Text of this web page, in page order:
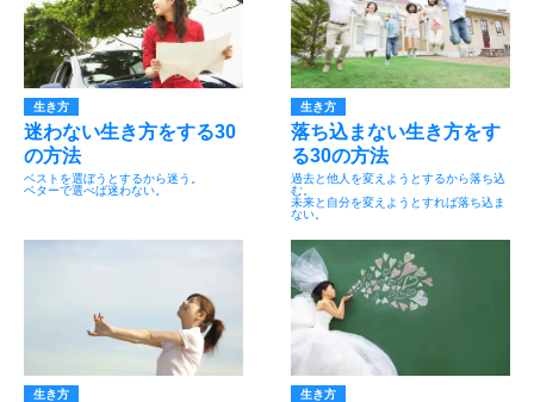
生き方
迷わない生き方をする30
の方法
ベストを選ぼうとするから迷う。
ベターで選べば迷わない。
生き方
落ち込まない生き方をす
る30の方法
過去と他人を変えようとするから落ち込
む。
未来と自分を変えようとすれば落ち込ま
ない。
生き方 生き方